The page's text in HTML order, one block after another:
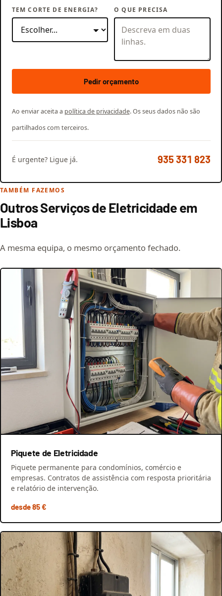
TEM CORTE DE ENERGIA? O QUE PRECISA
Pedir orçamento
Ao enviar aceita a política de privacidade. Os seus dados não são
partilhados com terceiros.
É urgente? Ligue já. 935 331 823
TAMBÉM FAZEMOS
Outros Serviços de Eletricidade em
Lisboa
A mesma equipa, o mesmo orçamento fechado.
Piquete de Eletricidade
Piquete permanente para condomínios, comércio e
empresas. Contratos de assistência com resposta prioritária
e relatório de intervenção.
desde 85 €